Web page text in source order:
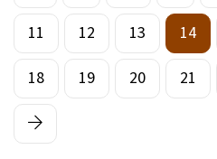
11
12 13 14
18
19 20 21